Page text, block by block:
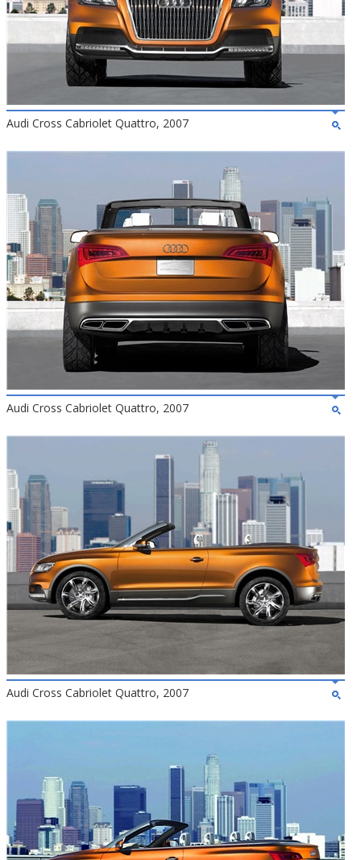
Audi Cross Cabriolet Quattro, 2007
Audi Cross Cabriolet Quattro, 2007
Audi Cross Cabriolet Quattro, 2007